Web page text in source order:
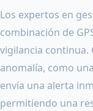
Los expertos en
combinación de
vigilancia continua.
anomalía, como
envía una alerta
permitiendo una